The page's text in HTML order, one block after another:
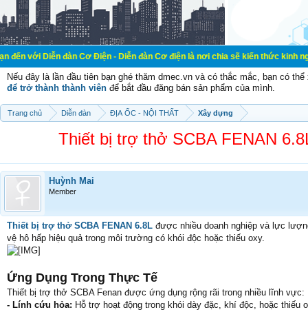
đàn Cơ Điện - Diễn đàn Cơ điện là nơi chia sẽ kiến thức kinh nghiệm
Nếu đây là lần đầu tiên bạn ghé thăm dmec.vn và có thắc mắc, bạn có
để trở thành thành viên để bắt đầu đăng bán sản phẩm của mình.
Trang chủ Diễn đàn ĐỊA ỐC - NỘI THẤT Xây dựng
Thiết bị trợ thở SCBA FENAN
Huỳnh Mai
Member
Thiết bị trợ thở SCBA FENAN 6.8L được nhiều doanh nghiệp và lực
vệ hô hấp hiệu quả trong môi trường có khói độc hoặc thiếu oxy.
Ứng Dụng Trong Thực Tế
Thiết bị trợ thở SCBA Fenan được ứng dụng rộng rãi trong nhiều lĩnh vực:
- Lính cứu hỏa: Hỗ trợ hoạt động trong khói dày đặc, khí độc, hoặc thiếu